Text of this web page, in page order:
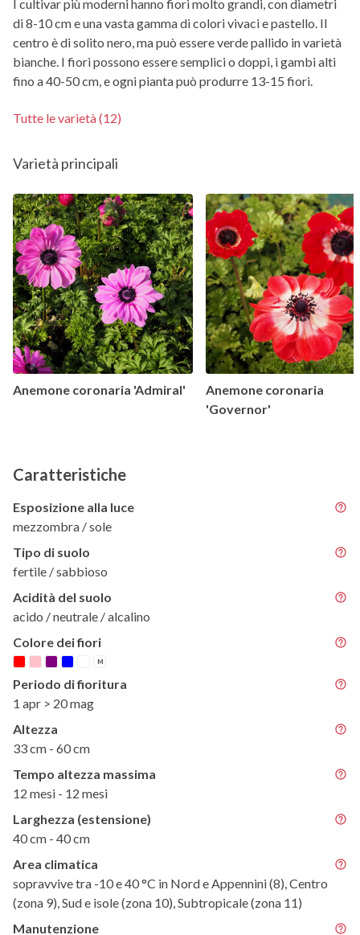
I cultivar più moderni hanno fiori molto grandi, con diametri
di 8-10 cm e una vasta gamma di colori vivaci e pastello. Il
centro è di solito nero, ma può essere verde pallido in varietà
bianche. I fiori possono essere semplici o doppi, i gambi alti
fino a 40-50 cm, e ogni pianta può produrre 13-15 fiori.
Tutte le varietà (12)
Varietà principali
Anemone coronaria 'Admiral'
Anemone coronaria
'Governor'
Caratteristiche
Esposizione alla luce
mezzombra / sole
Tipo di suolo
fertile / sabbioso
Acidità del suolo
acido / neutrale / alcalino
Colore dei fiori
M
Periodo di fioritura
1 apr > 20 mag
Altezza
33 cm - 60 cm
Tempo altezza massima
12 mesi - 12 mesi
Larghezza (estensione)
40 cm - 40 cm
Area climatica
sopravvive tra -10 e 40 °C in Nord e Appennini (8), Centro
(zona 9), Sud e isole (zona 10), Subtropicale (zona 11)
Manutenzione